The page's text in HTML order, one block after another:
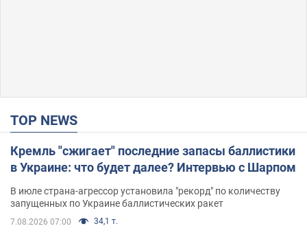
TOP NEWS
Кремль "сжигает" последние запасы баллистики
в Украине: что будет далее? Интервью с Шарпом
В июле страна-агрессор установила "рекорд" по количеству
запущенных по Украине баллистических ракет
7.08.2026 07:00 34,1 т.